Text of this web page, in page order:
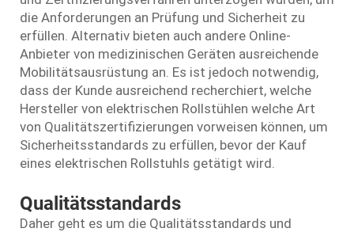
die Anforderungen an Prüfung und Sicherheit zu
erfüllen. Alternativ bieten auch andere Online-
Anbieter von medizinischen Geräten ausreichende
Mobilitätsausrüstung an. Es ist jedoch notwendig,
dass der Kunde ausreichend recherchiert, welche
Hersteller von elektrischen Rollstühlen welche Art
von Qualitätszertifizierungen vorweisen können, um
Sicherheitsstandards zu erfüllen, bevor der Kauf
eines elektrischen Rollstuhls getätigt wird.
Qualitätsstandards
Daher geht es um die Qualitätsstandards und